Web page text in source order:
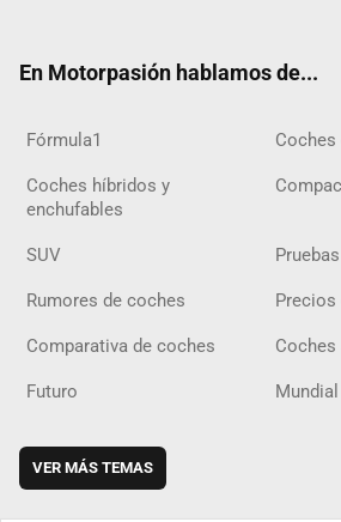
En Motorpasión hablamos de...
Fórmula1
Coches híbridos y
enchufables
SUV
Rumores de coches Precios
Comparativa de coches
Futuro
VER MÁS TEMAS